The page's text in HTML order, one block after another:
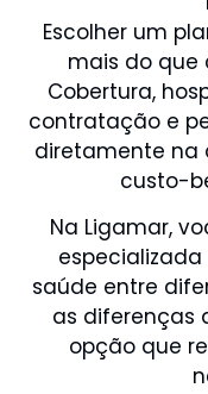
Escolher um
mais do que
Cobertura,
contratação e
diretamente na
custo-
Na Ligamar,
saúde entre
as diferenças
opção que